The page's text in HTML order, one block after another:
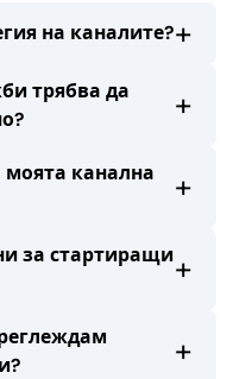
на каналите?+
трябва да
+
моята канална
+
за стартиращи+
+